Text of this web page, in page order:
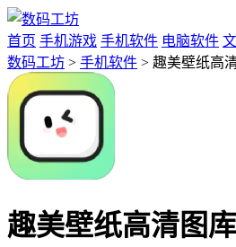
首页 手机游戏 手机软件 电脑软件
数码工坊 > 手机软件 > 趣美壁纸高
趣美壁纸高清图